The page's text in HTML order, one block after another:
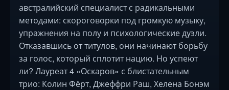
австралийский специалист с радикальными
методами: скороговорки под громкую музыку,
упражнения на полу и психологические дуэли.
Отказавшись от титулов, они начинают борьбу
за голос, который сплотит нацию. Но успеют
ли? Лауреат 4 «Оскаров» с блистательным
трио: Колин Фёрт, Джеффри Раш, Хелена Бонэм